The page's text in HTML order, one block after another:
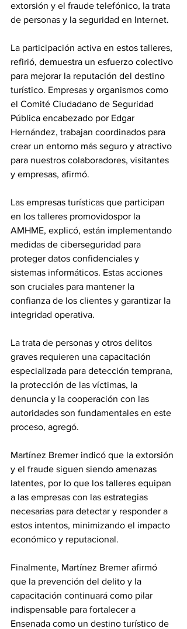
extorsión y el fraude telefónico, la trata
de personas y la seguridad en Internet.
La participación activa en estos talleres,
refirió, demuestra un esfuerzo colectivo
para mejorar la reputación del destino
turístico. Empresas y organismos como
el Comité Ciudadano de Seguridad
Pública encabezado por Edgar
Hernández, trabajan coordinados para
crear un entorno más seguro y atractivo
para nuestros colaboradores, visitantes
y empresas, afirmó.
Las empresas turísticas que participan
en los talleres promovidospor la
AMHME, explicó, están implementando
medidas de ciberseguridad para
proteger datos confidenciales y
sistemas informáticos. Estas acciones
son cruciales para mantener la
confianza de los clientes y garantizar la
integridad operativa.
La trata de personas y otros delitos
graves requieren una capacitación
especializada para detección temprana,
la protección de las víctimas, la
denuncia y la cooperación con las
autoridades son fundamentales en este
proceso, agregó.
Martínez Bremer indicó que la extorsión
y el fraude siguen siendo amenazas
latentes, por lo que los talleres equipan
a las empresas con las estrategias
necesarias para detectar y responder a
estos intentos, minimizando el impacto
económico y reputacional.
Finalmente, Martínez Bremer afirmó
que la prevención del delito y la
capacitación continuará como pilar
indispensable para fortalecer a
Ensenada como un destino turístico de